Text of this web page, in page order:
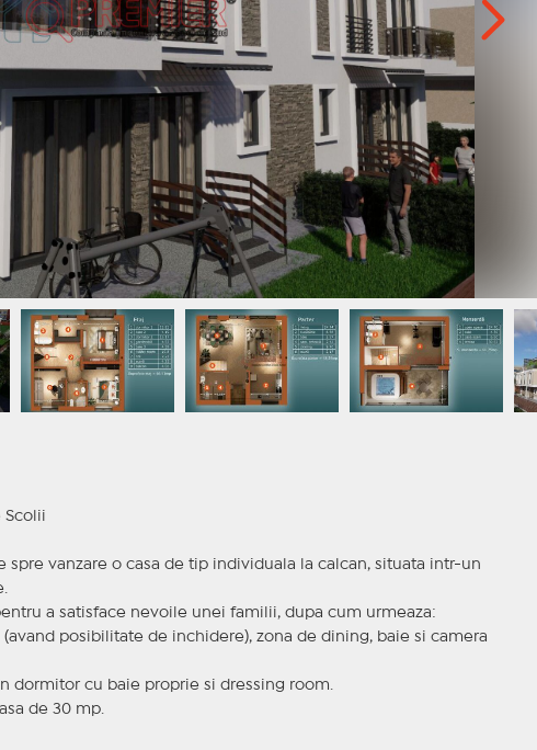
vanzare o casa de tip individuala la calcan, situata intr-un
a satisface nevoile unei familii, dupa cum urmeaza:
posibilitate de inchidere), zona de dining, baie si camera
dormitor cu baie proprie si dressing room.
de 30 mp.